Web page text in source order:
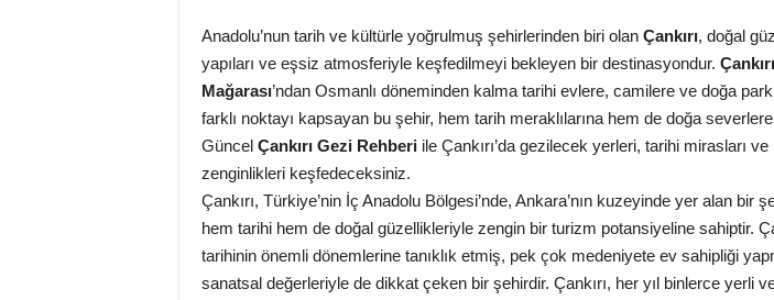
Anadolu’nun tarih ve kültürle yoğrulmuş şehirlerinden biri olan Çankırı, doğal
yapıları ve eşsiz atmosferiyle keşfedilmeyi bekleyen bir destinasyondur.
Mağarası’ndan Osmanlı döneminden kalma tarihi evlere, camilere ve doğa
farklı noktayı kapsayan bu şehir, hem tarih meraklılarına hem de doğa
Güncel Çankırı Gezi Rehberiile Çankırı’da gezilecek yerleri, tarihi mirasları ve
zenginlikleri keşfedeceksiniz.
Çankırı, Türkiye’nin İç Anadolu Bölgesi’nde, Ankara’nın kuzeyinde yer alan bir
hem tarihi hem de doğal güzellikleriyle zengin bir turizm potansiyeline sahiptir.
tarihinin önemli dönemlerine tanıklık etmiş, pek çok medeniyete ev sahipliği
sanatsal değerleriyle de dikkat çeken bir şehirdir. Çankırı, her yıl binlerce yerli